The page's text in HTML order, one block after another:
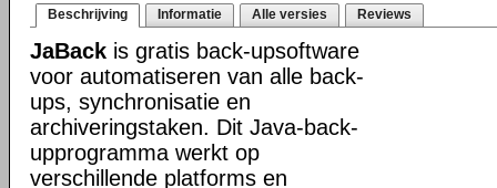
Beschrijving Informatie Alle versies Reviews
JaBack is gratis back-upsoftware
voor automatiseren van alle back-
ups, synchronisatie en
archiveringstaken. Dit Java-back-
upprogramma werkt op
verschillende platforms en